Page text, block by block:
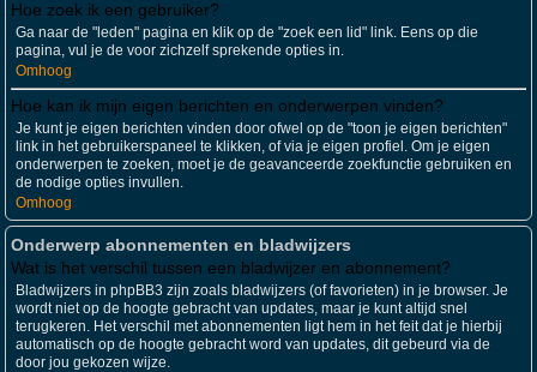
Hoe zoek ik een gebruiker?
Ga naar de "leden" pagina en klik op de "zoek een lid" link. Eens op die
pagina, vul je de voor zichzelf sprekende opties in.
Omhoog
Hoe kan ik mijn eigen berichten en onderwerpen vinden?
Je kunt je eigen berichten vinden door ofwel op de "toon je eigen berichten"
link in het gebruikerspaneel te klikken, of via je eigen profiel. Om je eigen
onderwerpen te zoeken, moet je de geavanceerde zoekfunctie gebruiken en
de nodige opties invullen.
Omhoog
Onderwerp abonnementen en bladwijzers
Wat is het verschil tussen een bladwijzer en abonnement?
Bladwijzers in phpBB3 zijn zoals bladwijzers (of favorieten) in je browser. Je
wordt niet op de hoogte gebracht van updates, maar je kunt altijd snel
terugkeren. Het verschil met abonnementen ligt hem in het feit dat je hierbij
automatisch op de hoogte gebracht word van updates, dit gebeurd via de
door jou gekozen wijze.